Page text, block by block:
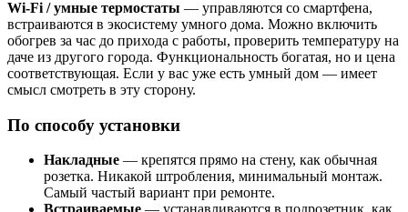
Wi-Fi / умные термостаты — управляются со смартфена,
встраиваются в экосистему умного дома. Можно включить
обогрев за час до прихода с работы, проверить температуру на
даче из другого города. Функциональность богатая, но и цена
соответствующая. Если у вас уже есть умный дом — имеет
смысл смотреть в эту сторону.
По способу установки
Накладные — крепятся прямо на стену, как обычная
розетка. Никакой штробления, минимальный монтаж.
Самый частый вариант при ремонте.